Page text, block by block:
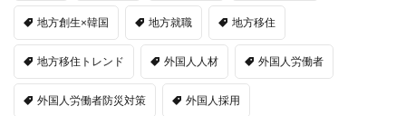
地方創生×韓国 地方就職 地方移住
地方移住トレンド 外国人人材 外国人労働者
外国人労働者防災対策 外国人採用